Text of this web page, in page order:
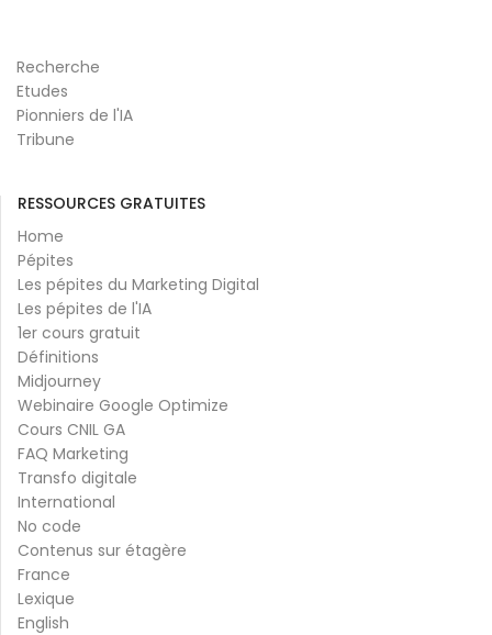
Recherche
Etudes
Pionniers de l'IA
Tribune
RESSOURCES GRATUITES
Home
Pépites
Les pépites du Marketing Digital
Les pépites de l'IA
1er cours gratuit
Définitions
Midjourney
Webinaire Google Optimize
Cours CNIL GA
FAQ Marketing
Transfo digitale
International
No code
Contenus sur étagère
France
Lexique
English